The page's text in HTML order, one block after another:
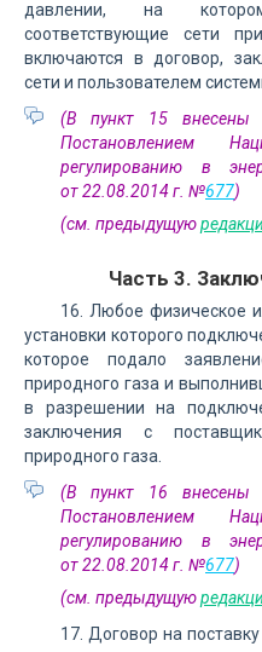
давлении, на
соответствующие сети
включаются в договор,
сети и пользователем
(В пункт 15 внесены
Постановлением
регулированию в
от 22.08.2014 г. №677)
(см. предыдущую
Часть 3.
16. Любое физическое
установки которого
которое подало
природного газа и
в разрешении на
заключения с
природного газа.
(В пункт 16 внесены
Постановлением
регулированию в
от 22.08.2014 г. №677)
(см. предыдущую
17. Договор на